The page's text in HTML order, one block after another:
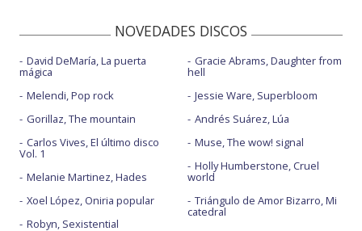
NOVEDADES DISCOS
David DeMaría, La puerta
mágica
Melendi, Pop rock
Gorillaz, The mountain
Carlos Vives, El último disco
Vol. 1
Melanie Martinez, Hades
Xoel López, Oniria popular
Robyn, Sexistential
Gracie Abrams, Daughter from
hell
Jessie Ware, Superbloom
Andrés Suárez, Lúa
Muse, The wow! signal
Holly Humberstone, Cruel
world
Triángulo de Amor Bizarro, Mi
catedral